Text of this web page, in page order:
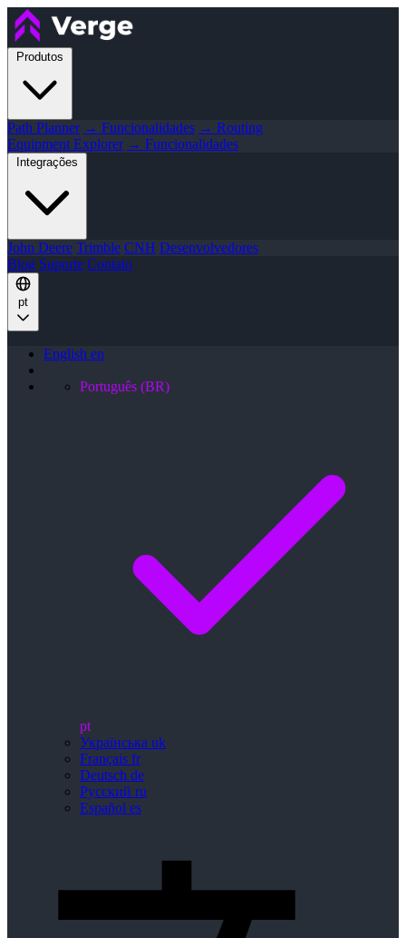
Produtos
Path Planner → Funcionalidades → Routing
Equipment Explorer → Funcionalidades
Integrações
John Deere Trimble CNH Desenvolvedores
Blog Suporte Contato
pt
English en
Português (BR)
pt
Українська uk
Français fr
Deutsch de
Русский ru
Español es